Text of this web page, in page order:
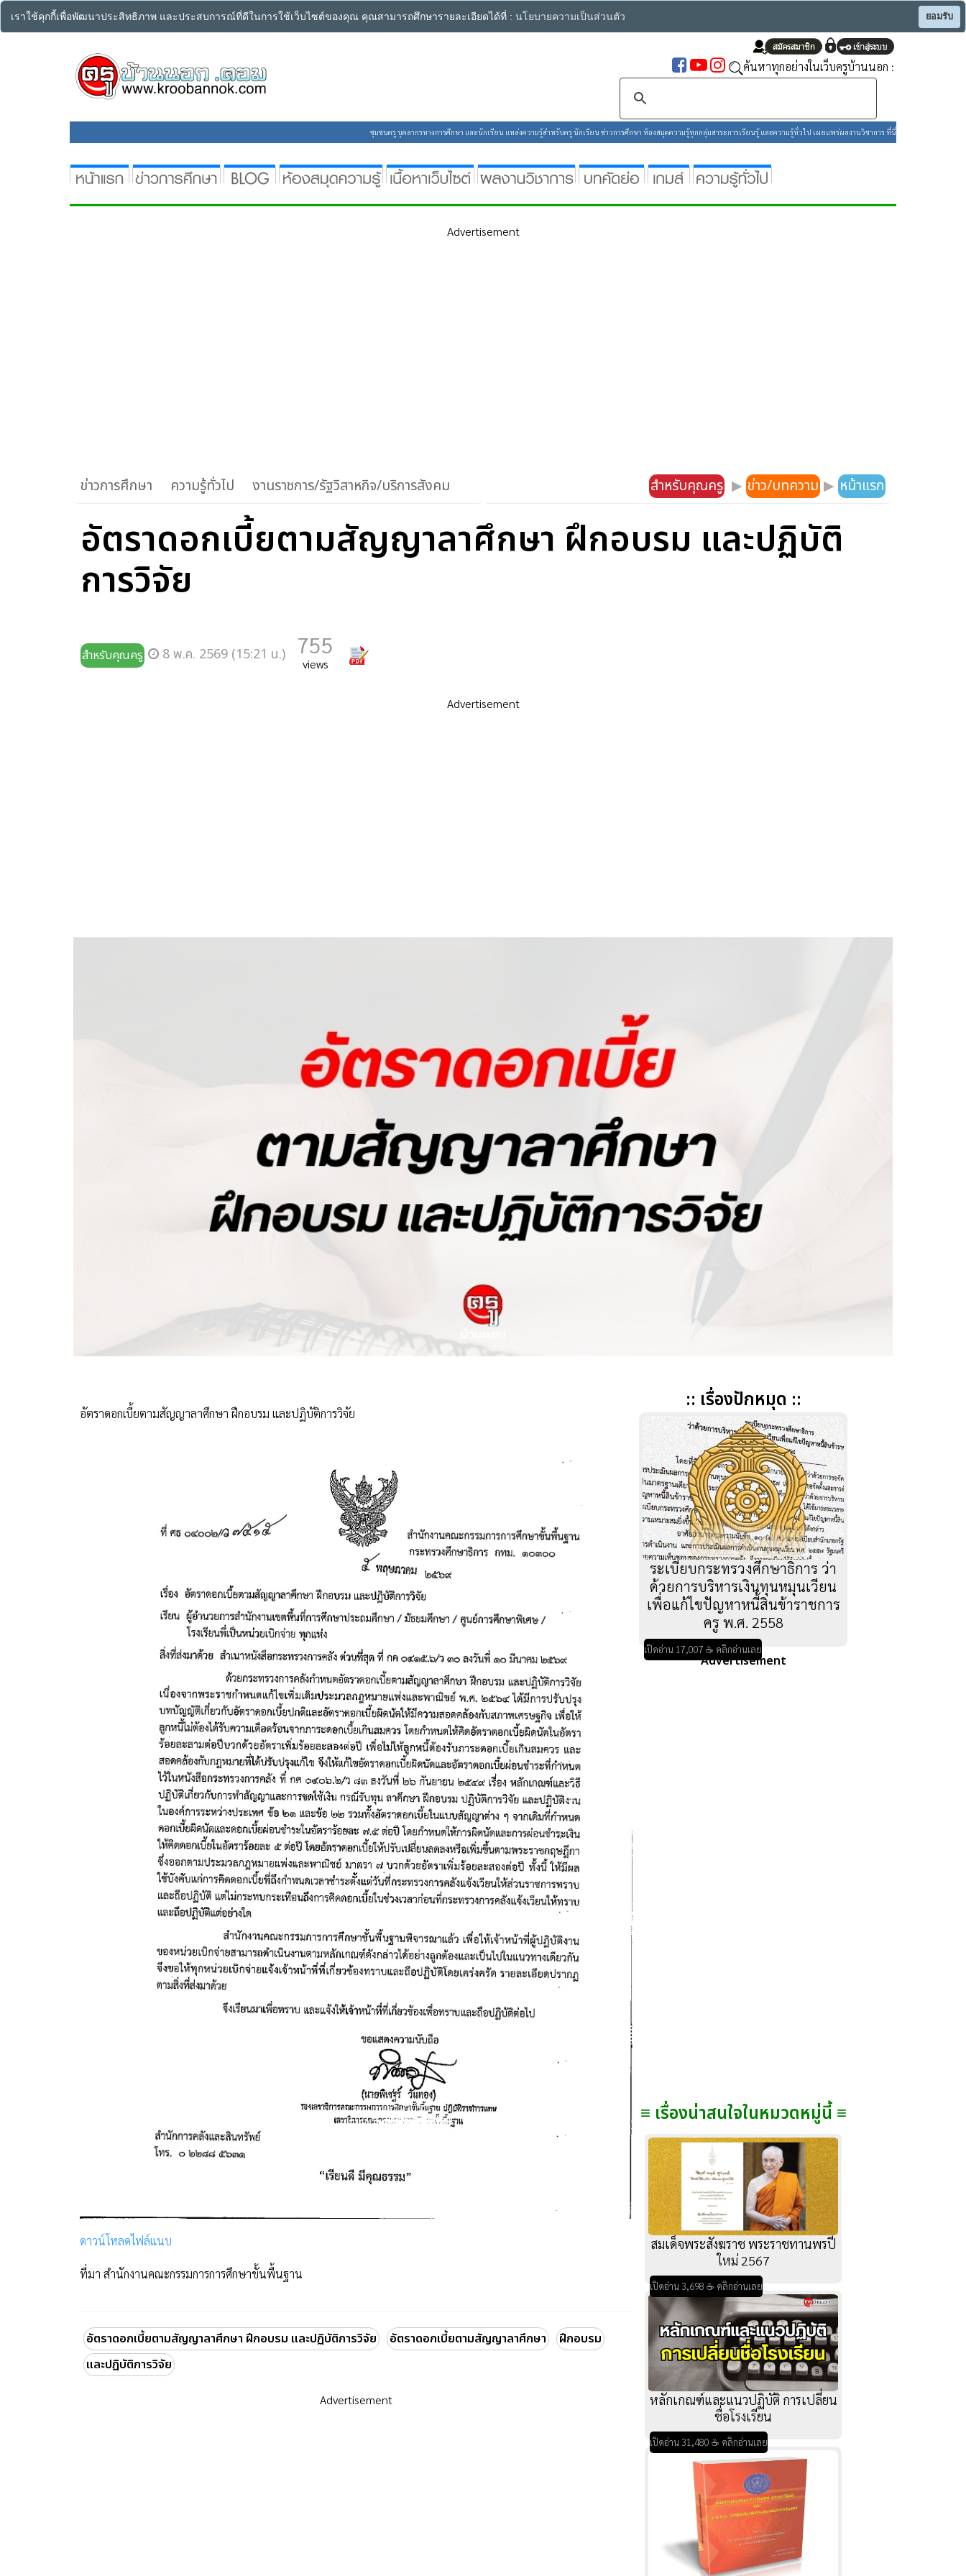
เราใช้คุกกี้เพื่อพัฒนาประสิทธิภาพ และประสบการณ์ที่ดีในการใช้เว็บไซต์ของคุณ คุณสามารถศึกษารายละเอียดได้ที่ : นโยบายความเป็นส่วนตัว ยอมรับ
ค้นหาทุกอย่างในเว็บครูบ้านนอก :
ชุมชนครู บุคลากรทางการศึกษา และนักเรียน แหล่งความรู้สำหรับครู นักเรียน ข่าวการศึกษา ห้องสมุดความรู้ทุกกลุ่มสาระการเรียนรู้ และความรู้ทั่วไป เผยแพร่ผลงานวิชาการ ที่นี่
Advertisement
ข่าวการศึกษา ความรู้ทั่วไป งานราชการ/รัฐวิสาหกิจ/บริการสังคม สำหรับคุณครู ▶ ข่าว/บทความ ▶ หน้าแรก
อัตราดอกเบี้ยตามสัญญาลาศึกษา ฝึกอบรม และปฏิบัติ
การวิจัย
สำหรับคุณครู 8 พ.ค. 2569 (15:21 น.) 755
views
Advertisement
อัตราดอกเบี้ยตามสัญญาลาศึกษา ฝึกอบรม และปฏิบัติการวิจัย
ดาวน์โหลดไฟล์แนบ
ที่มา สำนักงานคณะกรรมการการศึกษาขั้นพื้นฐาน
อัตราดอกเบี้ยตามสัญญาลาศึกษา ฝึกอบรม และปฏิบัติการวิจัย อัตราดอกเบี้ยตามสัญญาลาศึกษา
ฝึกอบรม
และปฏิบัติการวิจัย
Advertisement
:: เรื่องปักหมุด ::
ระเบียบกระทรวงศึกษาธิการ ว่า
ด้วยการบริหารเงินทุนหมุนเวียน
เพื่อแก้ไขปัญหาหนี้สินข้าราชการ
ครู พ.ศ. 2558
เปิดอ่าน 17,007 ☕ คลิกอ่านเลย
Advertisement
≡ เรื่องน่าสนใจในหมวดหมู่นี้ ≡
สมเด็จพระสังฆราช พระราชทานพรปี
ใหม่ 2567
เปิดอ่าน 3,698 ☕ คลิกอ่านเลย
หลักเกณฑ์และแนวปฏิบัติ การเปลี่ยน
ชื่อโรงเรียน
เปิดอ่าน 31,480 ☕ คลิกอ่านเลย